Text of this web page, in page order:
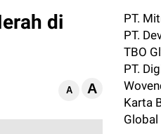
di
A A
PT.
PT.
TBO
PT.
Karta